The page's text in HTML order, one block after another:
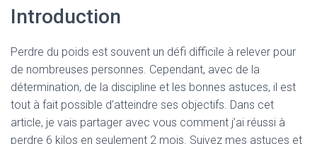
Introduction
Perdre du poids est souvent un défi difficile à relever pour
de nombreuses personnes. Cependant, avec de la
détermination, de la discipline et les bonnes astuces, il est
tout à fait possible d’atteindre ses objectifs. Dans cet
article, je vais partager avec vous comment j’ai réussi à
perdre 6 kilos en seulement 2 mois. Suivez mes astuces et